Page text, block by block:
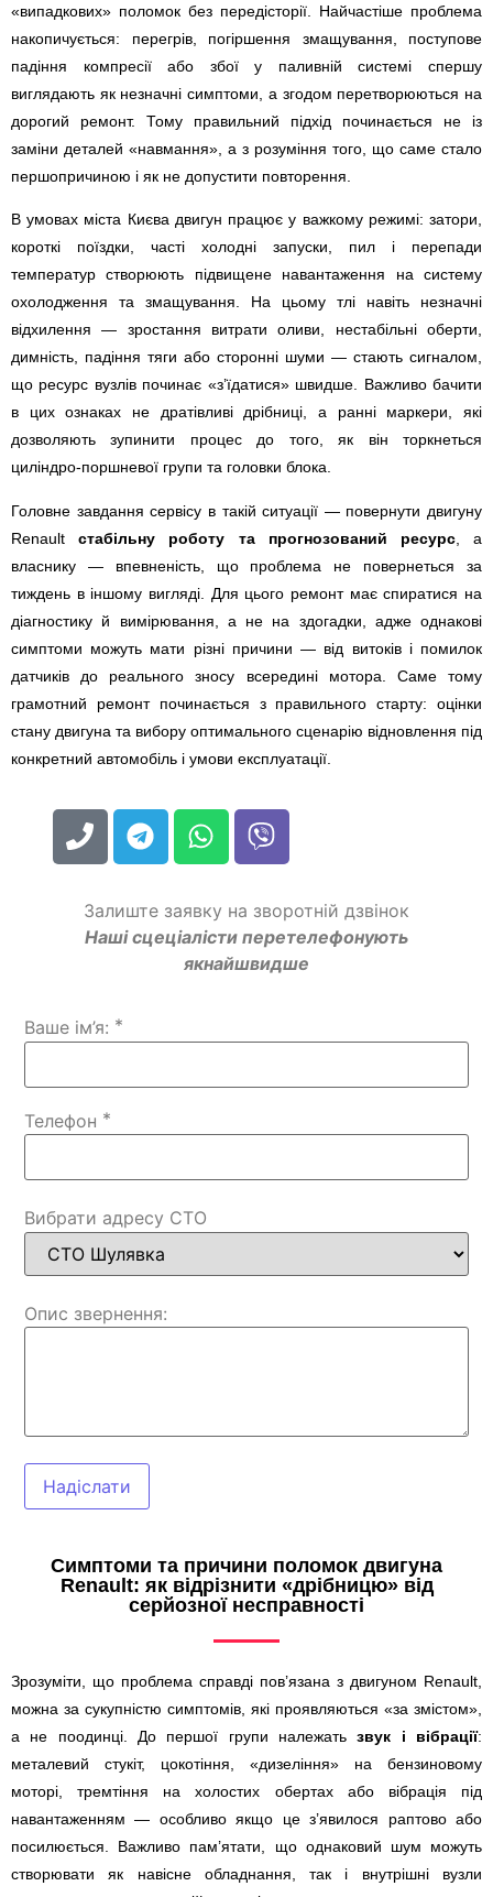
«випадкових» поломок без передісторії. Найчастіше проблема
накопичується: перегрів, погіршення змащування, поступове
падіння компресії або збої у паливній системі спершу
виглядають як незначні симптоми, а згодом перетворюються на
дорогий ремонт. Тому правильний підхід починається не із
заміни деталей «навмання», а з розуміння того, що саме стало
першопричиною і як не допустити повторення.
В умовах міста Києва двигун працює у важкому режимі: затори,
короткі поїздки, часті холодні запуски, пил і перепади
температур створюють підвищене навантаження на систему
охолодження та змащування. На цьому тлі навіть незначні
відхилення — зростання витрати оливи, нестабільні оберти,
димність, падіння тяги або сторонні шуми — стають сигналом,
що ресурс вузлів починає «з’їдатися» швидше. Важливо бачити
в цих ознаках не дратівливі дрібниці, а ранні маркери, які
дозволяють зупинити процес до того, як він торкнеться
циліндро-поршневої групи та головки блока.
Головне завдання сервісу в такій ситуації — повернути двигуну
Renaultстабільну роботу та прогнозований ресурс, а
власнику — впевненість, що проблема не повернеться за
тиждень в іншому вигляді. Для цього ремонт має спиратися на
діагностику й вимірювання, а не на здогадки, адже однакові
симптоми можуть мати різні причини — від витоків і помилок
датчиків до реального зносу всередині мотора. Саме тому
грамотний ремонт починається з правильного старту: оцінки
стану двигуна та вибору оптимального сценарію відновлення під
конкретний автомобіль і умови експлуатації.
Залиште заявку на зворотній дзвінок
Наші сцеціалісти перетелефонують
якнайшвидше
Ваше ім’я: *
Телефон *
Вибрати адресу СТО
Опис звернення:
Надіслати
Симптоми та причини поломок двигуна
Renault: як відрізнити «дрібницю» від
серйозної несправності
Зрозуміти, що проблема справді пов’язана з двигуном Renault,
можна за сукупністю симптомів, які проявляються «за змістом»,
а не поодинці. До першої групи належатьзвук і вібрації:
металевий стукіт, цокотіння, «дизеління» на бензиновому
моторі, тремтіння на холостих обертах або вібрація під
навантаженням — особливо якщо це з’явилося раптово або
посилюється. Важливо пам’ятати, що однаковий шум можуть
створювати як навісне обладнання, так і внутрішні вузли